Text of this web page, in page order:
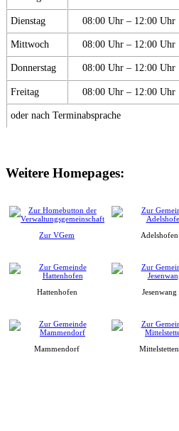
Dienstag 08:00 Uhr – 12:00 Uhr
Mittwoch 08:00 Uhr – 12:00 Uhr
Donnerstag 08:00 Uhr – 12:00 Uhr
Freitag 08:00 Uhr – 12:00 Uhr
oder nach Terminabsprache
Weitere Homepages:
Zur VGem Adelshofen
Hattenhofen Jesenwang
Mammendorf Mittelstetten